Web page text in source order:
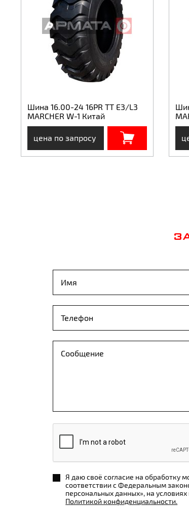
Шина 16.00-24 16PR TT E3/L3
MARCHER W-1 Китай
цена по запросу
Я даю своё согласие на обработку
соответствии с Федеральным
персональных данных», на
Политикой конфиденциальности.